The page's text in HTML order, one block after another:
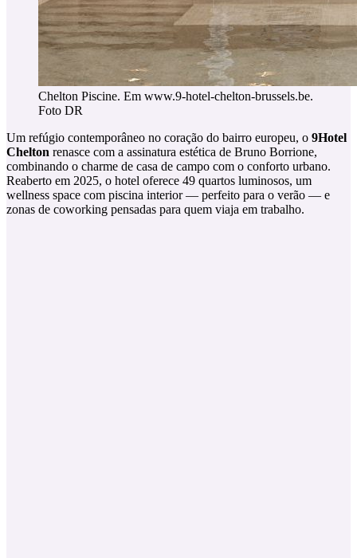
Chelton Piscine. Em www.9-hotel-chelton-brussels.be.
Foto DR
Um refúgio contemporâneo no coração do bairro europeu, o 9Hotel
Chelton renasce com a assinatura estética de Bruno Borrione,
combinando o charme de casa de campo com o conforto urbano.
Reaberto em 2025, o hotel oferece 49 quartos luminosos, um
wellness space com piscina interior — perfeito para o verão — e
zonas de coworking pensadas para quem viaja em trabalho.